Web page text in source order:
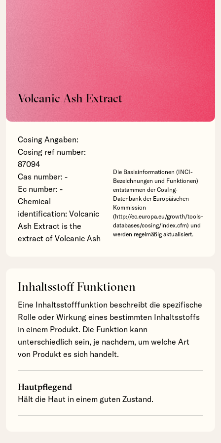
Volcanic Ash Extract
Cosing Angaben:
Cosing ref number:
87094
Cas number: -
Ec number: -
Chemical
identification: Volcanic
Ash Extract is the
extract of Volcanic Ash
Die Basisinformationen (INCI-
Bezeichnungen und Funktionen)
entstammen der CosIng-
Datenbank der Europäischen
Kommission
(http://ec.europa.eu/growth/tools-
databases/cosing/index.cfm) und
werden regelmäßig aktualisiert.
Inhaltsstoff Funktionen
Eine Inhaltsstofffunktion beschreibt die spezifische
Rolle oder Wirkung eines bestimmten Inhaltsstoffs
in einem Produkt. Die Funktion kann
unterschiedlich sein, je nachdem, um welche Art
von Produkt es sich handelt.
Hautpflegend
Hält die Haut in einem guten Zustand.